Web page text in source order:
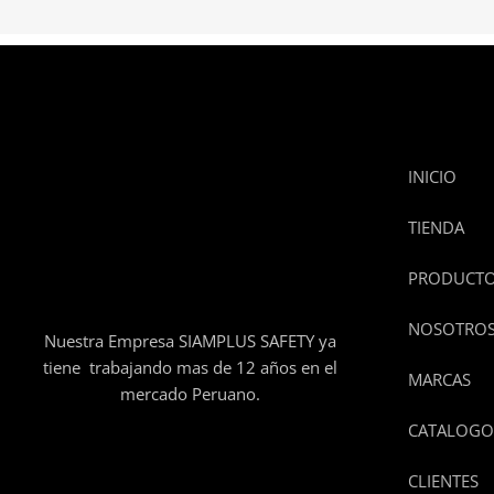
Nuestra Empresa SIAMPLUS SAFETY ya
tiene trabajando mas de 12 años en el
mercado Peruano.
INICIO
TIENDA
MARCAS
CATALOGO
CLIENTES